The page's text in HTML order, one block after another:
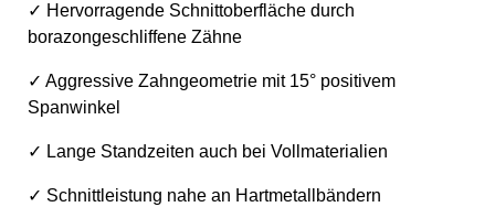
✓ Hervorragende Schnittoberfläche durch
borazongeschliffene Zähne
✓ Aggressive Zahngeometrie mit 15° positivem
Spanwinkel
✓ Lange Standzeiten auch bei Vollmaterialien
✓ Schnittleistung nahe an Hartmetallbändern